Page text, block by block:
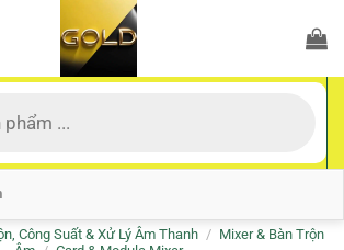
Công Suất & Xử Lý Âm Thanh / Mixer & Bàn Trộn